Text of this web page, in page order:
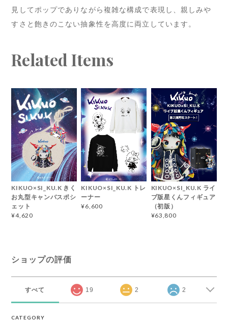
見してポップでありながら複雑な構成で表現し、親しみや
すさと飽きのこない抽象性を高度に両立しています。
Related Items
KIKUO×SI_KU.K きく
お丸型キャンバスポシ
ェット
¥4,620
KIKUO×SI_KU.K トレ
ーナー
¥6,600
KIKUO×SI_KU.K ライ
ブ版星くんフィギュア
（初版）
¥63,800
ショップの評価
すべて 19 2 2
CATEGORY